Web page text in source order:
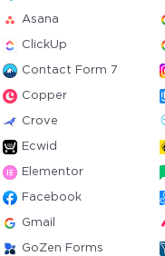
Asana
ClickUp
Contact Form 7
Copper
Crove
Ecwid
Elementor
Facebook
Gmail
GoZen Forms